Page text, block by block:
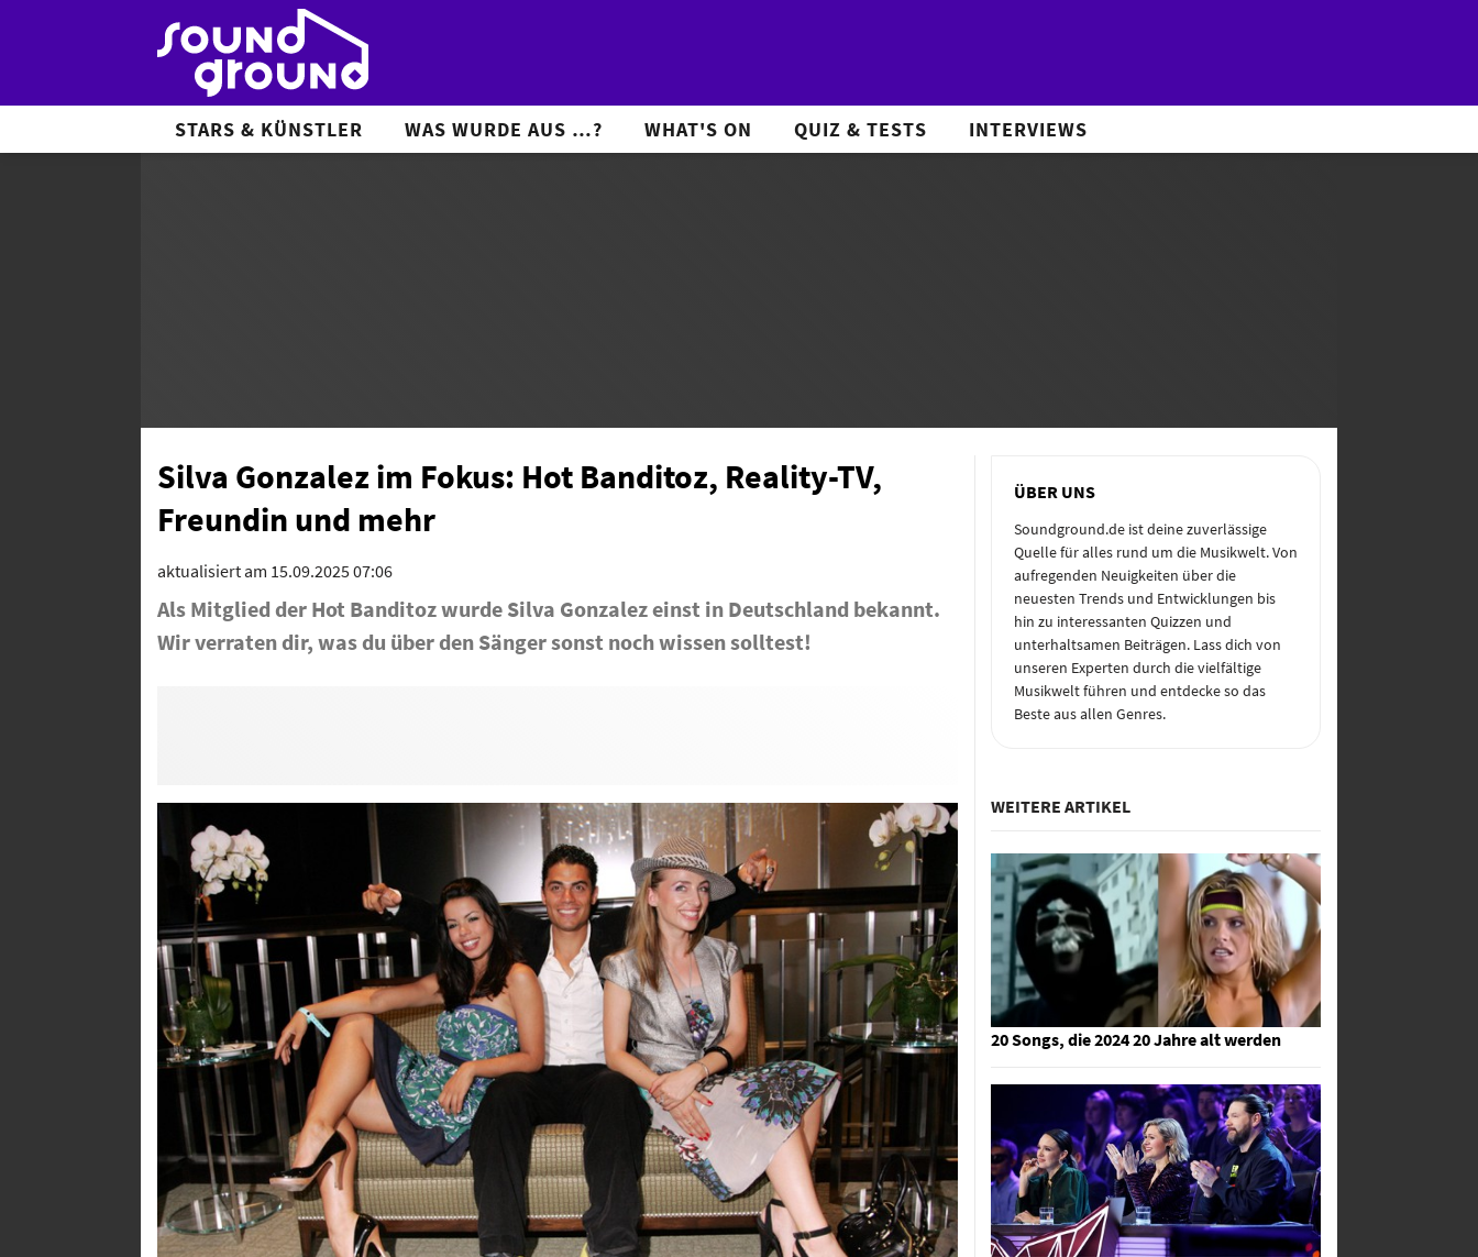
STARS & KÜNSTLER WAS WURDE AUS …? WHAT'S ON QUIZ & TESTS INTERVIEWS
Silva Gonzalez im Fokus: Hot Banditoz, Reality-TV,
Freundin und mehr
aktualisiert am 15.09.2025 07:06
Als Mitglied der Hot Banditoz wurde Silva Gonzalez einst in Deutschland bekannt.
Wir verraten dir, was du über den Sänger sonst noch wissen solltest!
ÜBER UNS
Soundground.de ist deine zuverlässige
Quelle für alles rund um die Musikwelt. Von
aufregenden Neuigkeiten über die
neuesten Trends und Entwicklungen bis
hin zu interessanten Quizzen und
unterhaltsamen Beiträgen. Lass dich von
unseren Experten durch die vielfältige
Musikwelt führen und entdecke so das
Beste aus allen Genres.
WEITERE ARTIKEL
20 Songs, die 2024 20 Jahre alt werden